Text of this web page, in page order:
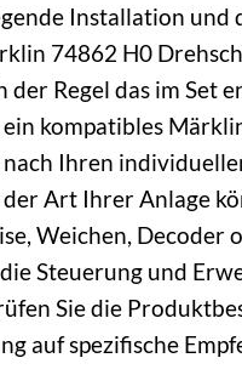
Installation und
74862 H0
der Regel das im Set
kompatibles
nach Ihren
Art Ihrer Anlage
Weichen, Decoder
Steuerung und
Sie die
auf spezifische